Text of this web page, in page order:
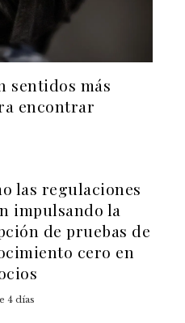
sentidos más
encontrar
las regulaciones
impulsando la
de pruebas de
cero en
4 días